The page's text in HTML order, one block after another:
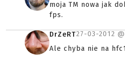
moja TM nowa jak
fps.
DrZeRT27-03-2012 @
Ale chyba nie na